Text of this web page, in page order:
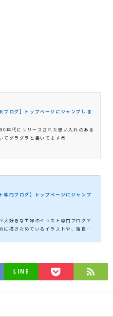
ブログ】トップページにジャンプしま
年代にリリースされた思い入れのある
てダラダラと書いてます😎
専門ブログ】トップページにジャンプ
大好きな主婦のイラスト専門ブログで
に描きためているイラストや、独自に
LINE